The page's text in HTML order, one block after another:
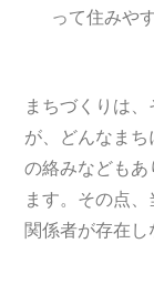
って住みや
まちづくりは
が、どんなま
の絡みなども
ます。その点
関係者が存在し